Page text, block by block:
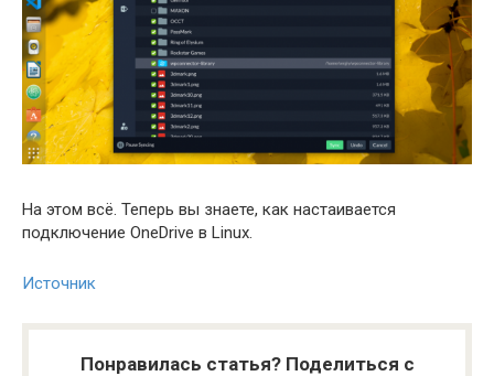
На этом всё. Теперь вы знаете, как настаивается
подключение OneDrive в Linux.
Источник
Понравилась статья? Поделиться с